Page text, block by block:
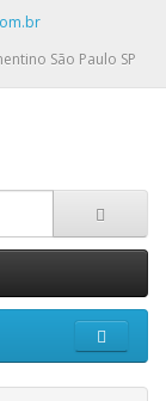
São Paulo SP